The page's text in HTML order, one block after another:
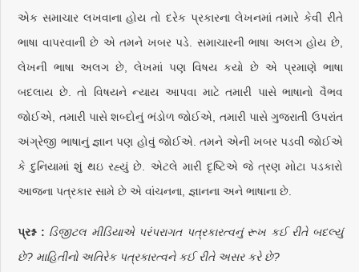
એક સમાચાર લખવાના હોય તો દરેક પ્રકારના લેખનમાં તમારે કેવી રીતે
ભાષા વાપરવાની છે એ તમને ખબર પડે. સમાચારની ભાષા અલગ હોય છે,
લેખની ભાષા અલગ છે, લેખમાં પણ વિષય કયો છે એ પ્રમાણે ભાષા
બદલાય છે. તો વિષયને ન્યાય આપવા માટે તમારી પાસે ભાષાનો વૈભવ
જોઈએ, તમારી પાસે શબ્દોનું ભંડોળ જોઈએ, તમારી પાસે ગુજરાતી ઉપરાંત
અંગ્રેજી ભાષાનું જ્ઞાન પણ હોવું જોઈએ. તમને એની ખબર પડવી જોઈએ
કે દુનિયામાં શું થઇ રહ્યું છે. એટલે મારી દૃષ્ટિએ જે ત્રણ મોટા પડકારો
આજના પત્રકાર સામે છે એ વાંચનના, જ્ઞાનના અને ભાષાના છે.
પ્રશ્ન : ડિજીટલ મીડિયાએ પરંપરાગત પત્રકારત્વનું રૂખ કઈ રીતે બદલ્યું
છે? માહિતીનો અતિરેક પત્રકારત્વને કઈ રીતે અસર કરે છે?